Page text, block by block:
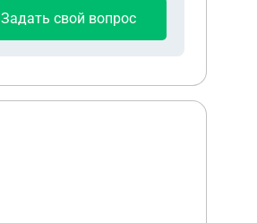
Задать свой вопрос